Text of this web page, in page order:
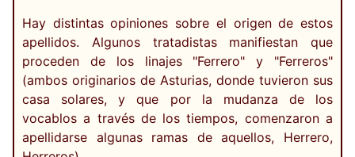
Hay distintas opiniones sobre el origen de estos
apellidos. Algunos tratadistas manifiestan que
proceden de los linajes "Ferrero" y "Ferreros"
(ambos originarios de Asturias, donde tuvieron sus
casa solares, y que por la mudanza de los
vocablos a través de los tiempos, comenzaron a
apellidarse algunas ramas de aquellos, Herrero,